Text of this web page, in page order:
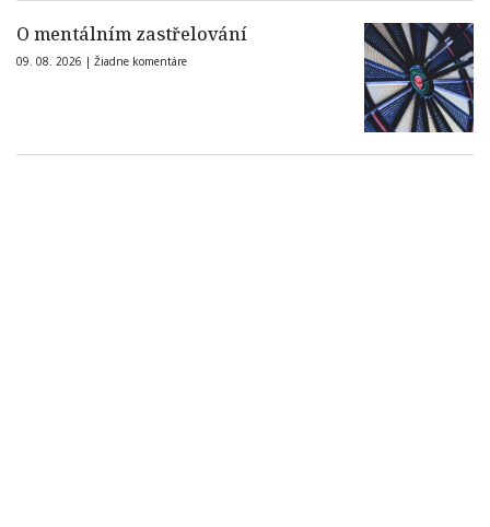
O mentálním zastřelování
09. 08. 2026 | Žiadne komentáre